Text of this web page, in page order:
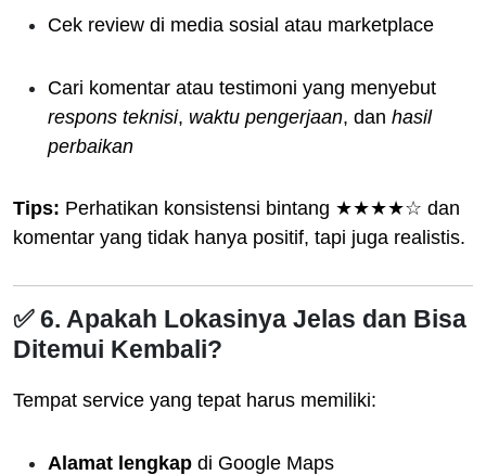
Cek review di media sosial atau marketplace
Cari komentar atau testimoni yang menyebut
respons teknisi, waktu pengerjaan, dan hasil
perbaikan
Tips: Perhatikan konsistensi bintang ★★★★☆ dan
komentar yang tidak hanya positif, tapi juga realistis.
✅ 6. Apakah Lokasinya Jelas dan Bisa
Ditemui Kembali?
Tempat service yang tepat harus memiliki:
Alamat lengkap di Google Maps